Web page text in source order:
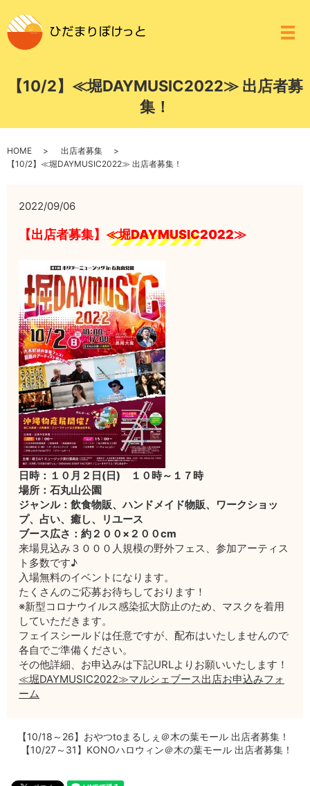
メ
【10/2】≪堀DAYMUSIC2022≫ 出店者募
集！
HOME
出店者募集
【10/2】≪堀DAYMUSIC2022≫ 出店者募集！
2022/09/06
【出店者募集】≪堀DAYMUSIC2022≫
日時：１０月２日(日) １０時～１７時
場所：石丸山公園
ジャンル：飲食物販、ハンドメイド物販、ワークショッ
プ、占い、癒し、リユース
ブース広さ：約２００×２００cm
来場見込み３０００人規模の野外フェス、参加アーティス
ト多数です♪
入場無料のイベントになります。
たくさんのご応募お待ちしております！
※新型コロナウイルス感染拡大防止のため、マスクを着用
していただきます。
フェイスシールドは任意ですが、配布はいたしませんので
各自でご準備ください。
その他詳細、お申込みは下記URLよりお願いいたします！
≪堀DAYMUSIC2022≫マルシェブース出店お申込みフォ
ーム
【10/18～26】おやつtoまるしぇ＠木の葉モール 出店者募集！
【10/27～31】KONOハロウィン＠木の葉モール 出店者募集！